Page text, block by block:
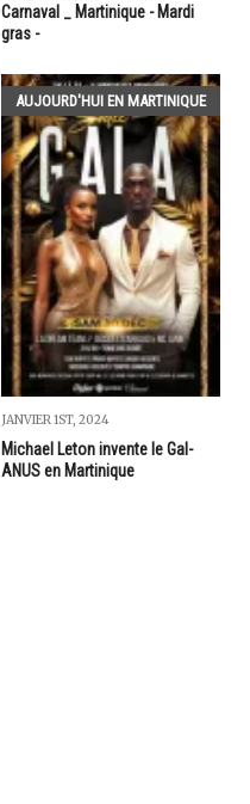
Carnaval _ Martinique - Mardi
gras -
AUJOURD'HUI EN MARTINIQUE
JANVIER 1ST, 2024
Michael Leton invente le Gal-
ANUS en Martinique